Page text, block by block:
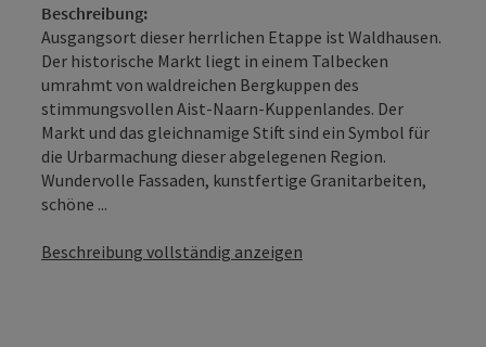
Beschreibung:
Ausgangsort dieser herrlichen Etappe ist Waldhausen.
Der historische Markt liegt in einem Talbecken
umrahmt von waldreichen Bergkuppen des
stimmungsvollen Aist-Naarn-Kuppenlandes. Der
Markt und das gleichnamige Stift sind ein Symbol für
die Urbarmachung dieser abgelegenen Region.
Wunder­volle Fassaden, kunstfertige Granitarbeiten,
schöne ...
Beschreibung vollständig anzeigen